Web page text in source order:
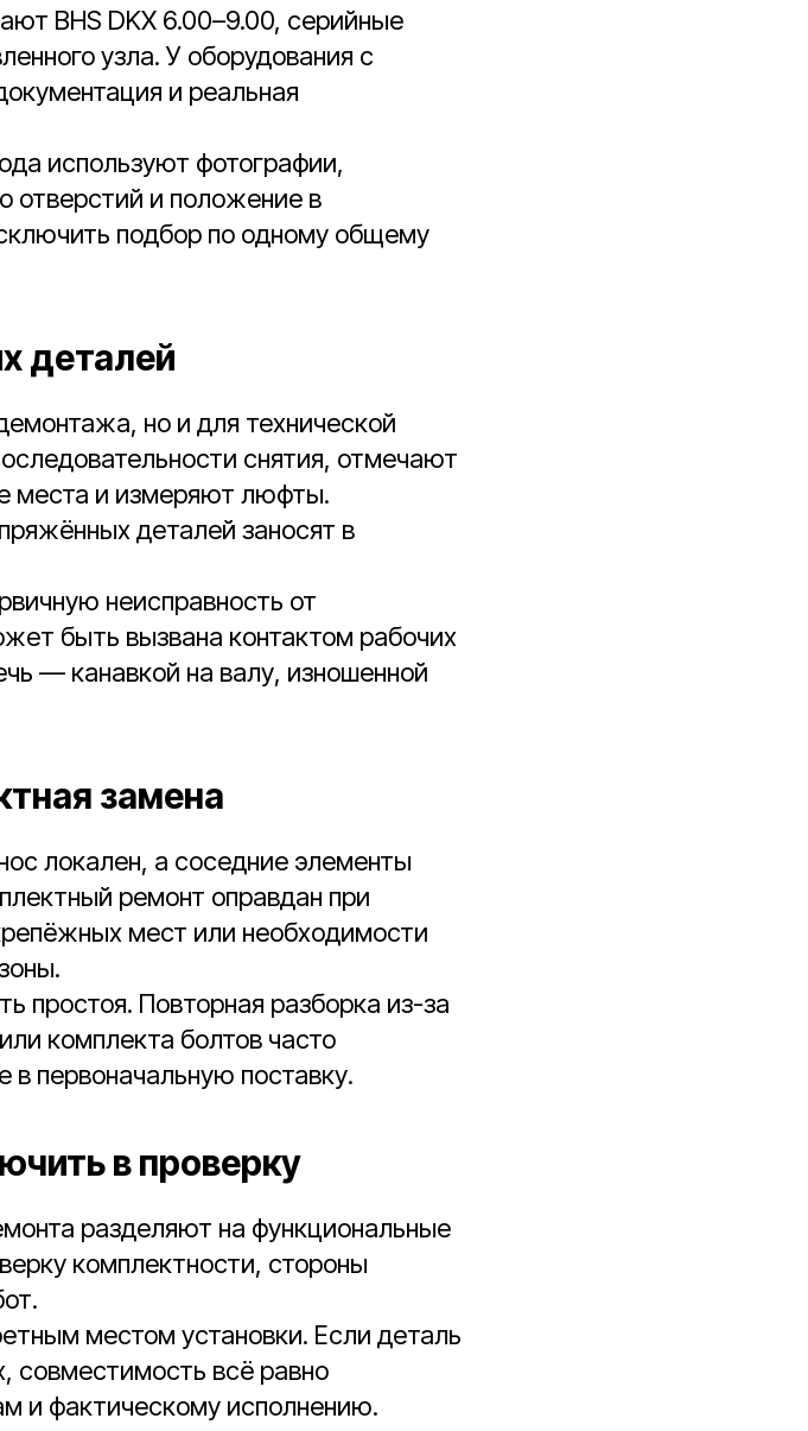
BHS DKX 6.00–9.00, серийные
узла. У оборудования с
и реальная
используют фотографии,
отверстий и положение в
подбор по одному общему
деталей
но и для технической
снятия, отмечают
места и измеряют люфты.
деталей заносят в
неисправность от
быть вызвана контактом рабочих
— канавкой на валу, изношенной
замена
локален, а соседние элементы
ремонт оправдан при
мест или необходимости
простоя. Повторная разборка из-за
комплекта болтов часто
первоначальную поставку.
в проверку
разделяют на функциональные
комплектности, стороны
местом установки. Если деталь
совместимость всё равно
и фактическому исполнению.